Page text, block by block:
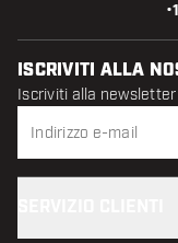
•
ISCRIVITI ALLA
Iscriviti alla